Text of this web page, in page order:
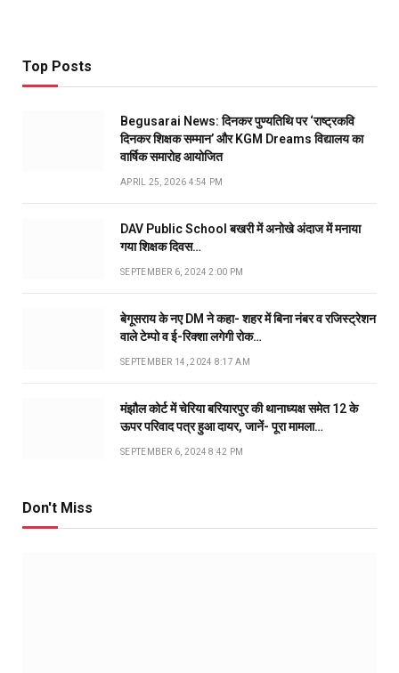
Top Posts
Begusarai News: दिनकर पुण्यतिथि पर ‘राष्ट्रकवि
दिनकर शिक्षक सम्मान’ और KGM Dreams विद्यालय का
वार्षिक समारोह आयोजित
APRIL 25, 2026 4:54 PM
DAV Public School बखरी में अनोखे अंदाज में मनाया
गया शिक्षक दिवस…
SEPTEMBER 6, 2024 2:00 PM
बेगूसराय के नए DM ने कहा- शहर में बिना नंबर व रजिस्ट्रेशन
वाले टेम्पो व ई-रिक्शा लगेगी रोक…
SEPTEMBER 14, 2024 8:17 AM
मंझौल कोर्ट में चेरिया बरियारपुर की थानाध्यक्ष समेत 12 के
ऊपर परिवाद पत्र हुआ दायर, जानें- पूरा मामला…
SEPTEMBER 6, 2024 8:42 PM
Don't Miss